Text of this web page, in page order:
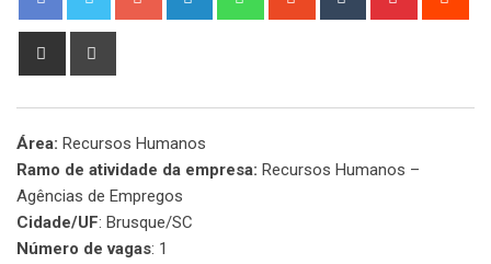
Share
Área: Recursos Humanos
Ramo de atividade da empresa: Recursos Humanos –
Agências de Empregos
Cidade/UF: Brusque/SC
Número de vagas: 1